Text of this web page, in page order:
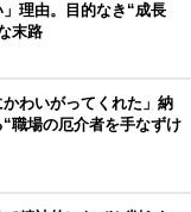
理由。目的なき“成長
末路
かわいがってくれた」納
職場の厄介者を手なずけ